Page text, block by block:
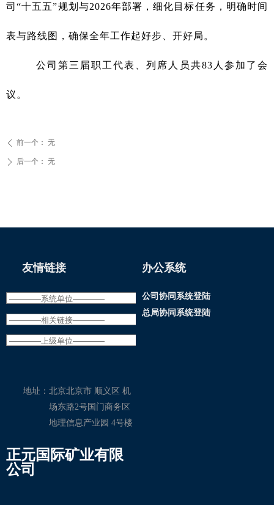
司“十五五”规划与2026年部署，细化目标任务，明确时间
表与路线图，确保全年工作起好步、开好局。
公司第三届职工代表、列席人员共83人参加了会
议。
ꄴ 前一个： 无
ꄲ 后一个： 无
正元国际矿业有限
公司
地址： 北京北京市 顺义区 机
场东路2号国门商务区
地理信息产业园 4号楼
友情链接 办公系统
公司协同系统登陆
总局协同系统登陆